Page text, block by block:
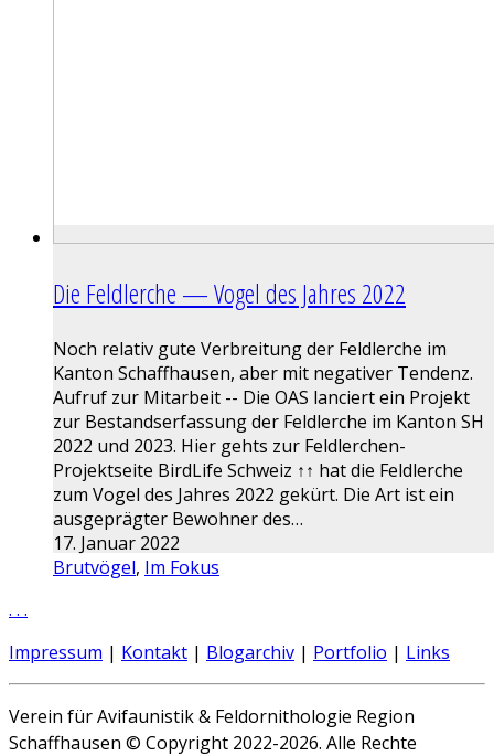
Die Feldlerche — Vogel des Jahres 2022
Noch relativ gute Verbreitung der Feldlerche im
Kanton Schaffhausen, aber mit negativer Tendenz.
Aufruf zur Mitarbeit -- Die OAS lanciert ein Projekt
zur Bestandserfassung der Feldlerche im Kanton SH
2022 und 2023. Hier gehts zur Feldlerchen-
Projektseite BirdLife Schweiz ↑↑ hat die Feldlerche
zum Vogel des Jahres 2022 gekürt. Die Art ist ein
ausgeprägter Bewohner des…
17. Januar 2022
Brutvögel, Im Fokus
. . .
Impressum | Kontakt | Blogarchiv | Portfolio | Links
Verein für Avifaunistik & Feldornithologie Region
Schaffhausen © Copyright 2022-2026. Alle Rechte